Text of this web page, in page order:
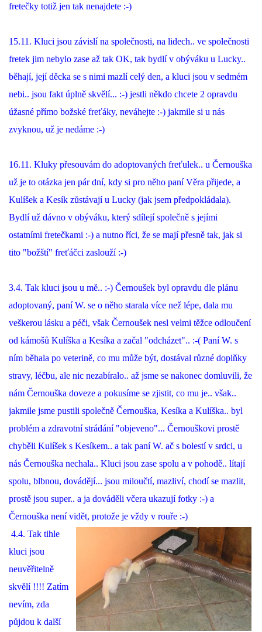
fretečky totiž jen tak nenajdete :-)
15.11. Kluci jsou závislí na společnosti, na lidech.. ve společnosti
fretek jim nebylo zase až tak OK, tak bydlí v obýváku u Lucky..
běhají, její děcka se s nimi mazlí celý den, a kluci jsou v sedmém
nebi.. jsou fakt úplně skvělí... :-) jestli někdo chcete 2 opravdu
úžasné přímo božské freťáky, neváhejte :-) jakmile si u nás
zvyknou, už je nedáme :-)
16.11. Kluky přesouvám do adoptovaných freťulek.. u Černouška
už je to otázka jen pár dní, kdy si pro něho paní Věra přijede, a
Kulíšek a Kesík zůstávají u Lucky (jak jsem předpokládala).
Bydlí už dávno v obýváku, který sdílejí společně s jejími
ostatními fretečkami :-) a nutno říci, že se mají přesně tak, jak si
tito "božští" freťáčci zaslouží :-)
3.4. Tak kluci jsou u mě.. :-) Černoušek byl opravdu dle plánu
adoptovaný, paní W. se o něho starala více než lépe, dala mu
veškerou lásku a péči, však Černoušek nesl velmi těžce odloučení
od kámošů Kulíška a Kesíka a začal "odcházet".. :-( Paní W. s
ním běhala po veterině, co mu může být, dostával různé doplňky
stravy, léčbu, ale nic nezabíralo.. až jsme se nakonec domluvili, že
nám Černouška doveze a pokusíme se zjistit, co mu je.. však..
jakmile jsme pustili společně Černouška, Kesíka a Kulíška.. byl
problém a zdravotní strádání "objeveno"... Černouškovi prostě
chyběli Kulíšek s Kesíkem.. a tak paní W. ač s bolestí v srdci, u
nás Černouška nechala.. Kluci jsou zase spolu a v pohodě.. lítají
spolu, blbnou, dovádějí... jsou miloučtí, mazliví, chodí se mazlit,
prostě jsou super.. a ja dováděli včera ukazují fotky :-) a
Černouška není vidět, protože je vždy v rouře :-)
4.4. Tak tihle
kluci jsou
neuvěřitelně
skvělí !!!! Zatím
nevím, zda
půjdou k další